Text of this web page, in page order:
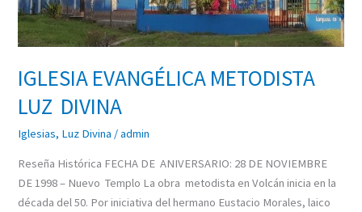
IGLESIA EVANGÉLICA METODISTA
LUZ DIVINA
Iglesias, Luz Divina /admin
Reseña Histórica FECHA DE ANIVERSARIO: 28 DE NOVIEMBRE
DE 1998 – Nuevo Templo La obra metodista en Volcán inicia en la
década del 50. Por iniciativa del hermano Eustacio Morales, laico